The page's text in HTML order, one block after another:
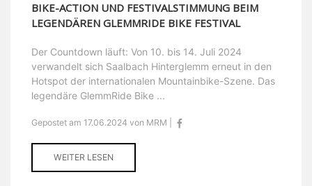
BIKE-ACTION UND FESTIVALSTIMMUNG BEIM
LEGENDÄREN GLEMMRIDE BIKE FESTIVAL
Der Countdown läuft: Von 10. bis 14. Juli 2024
verwandelt sich Saalbach Hinterglemm erneut in den
Hotspot der internationalen Mountainbike-Szene. Das
legendäre GlemmRide Bike ...
Gepostet am 17.06.2024 von MRM |
WEITER LESEN